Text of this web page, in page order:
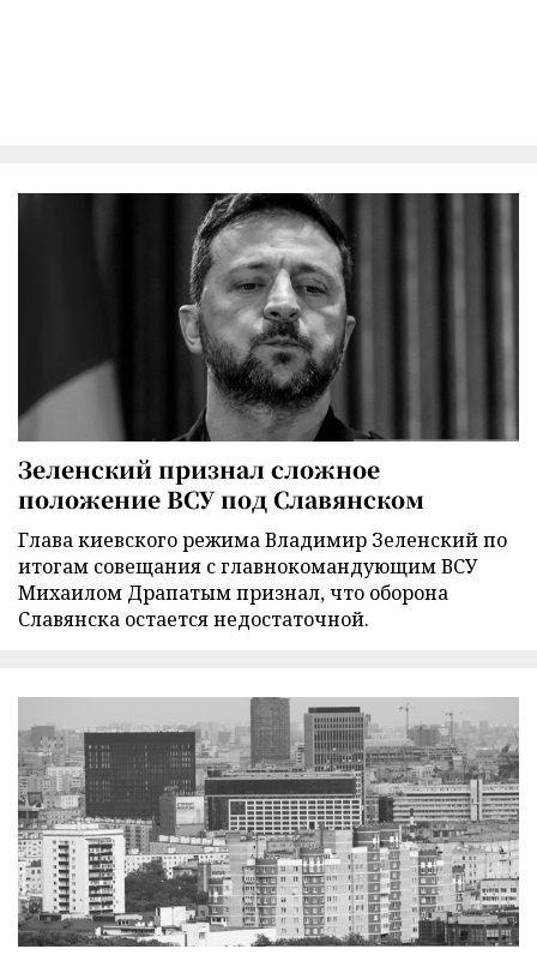
Зеленский признал сложное
положение ВСУ под Славянском
Глава киевского режима Владимир Зеленский по
итогам совещания с главнокомандующим ВСУ
Михаилом Драпатым признал, что оборона
Славянска остается недостаточной.